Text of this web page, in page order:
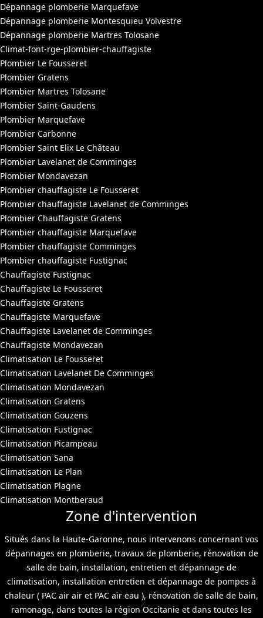
Dépannage plomberie Marquefave
Dépannage plomberie Montesquieu Volvestre
Dépannage plomberie Martres Tolosane
Climat-font-rge-plombier-chauffagiste
Plombier Le Fousseret
Plombier Gratens
Plombier Martres Tolosane
Plombier Saint-Gaudens
Plombier Marquefave
Plombier Carbonne
Plombier Saint Elix Le Château
Plombier Lavelanet de Comminges
Plombier Mondavezan
Plombier chauffagiste Le Fousseret
Plombier chauffagiste Lavelanet de Comminges
Plombier Chauffagiste Gratens
Plombier chauffagiste Marquefave
Plombier chauffagiste Comminges
Plombier chauffagiste Fustignac
Chauffagiste Fustignac
Chauffagiste Le Fousseret
Chauffagiste Gratens
Chauffagiste Marquefave
Chauffagiste Lavelanet de Comminges
Chauffagiste Mondavezan
Climatisation Le Fousseret
Climatisation Lavelanet De Comminges
Climatisation Mondavezan
Climatisation Gratens
Climatisation Gouzens
Climatisation Fustignac
Climatisation Picampeau
Climatisation Sana
Climatisation Le Plan
Climatisation Plagne
Climatisation Montberaud
Zone d'intervention
Situés dans la Haute-Garonne, nous intervenons concernant vos
dépannages en plomberie, travaux de plomberie, rénovation de
salle de bain, installation, entretien et dépannage de
climatisation, installation entretien et dépannage de pompes à
chaleur ( PAC air air et PAC air eau ), rénovation de salle de bain,
ramonage, dans toutes la région Occitanie et dans toutes les